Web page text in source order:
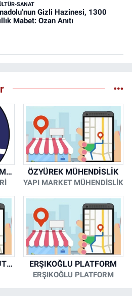
SANAT
Gizli Hazinesi, 1300
Mabet: Ozan Anıtı
İZMİR BEYAZ EŞYA KLİMA KOMBİ SERVİSİ ÖZYÜREK MÜHENDİSLİK
YAPI MARKET MÜHENDİSLİK
DİŞ TEKNİSYENİ- MESUT KORKMAZ ERŞIKOĞLU PLATFORM
ERŞIKOĞLU PLATFORM